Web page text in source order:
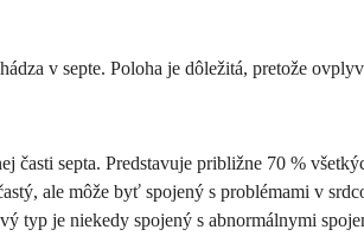
v septe. Poloha je dôležitá, pretože
časti septa. Predstavuje približne 70 %
ale môže byť spojený s problémami v
typ je niekedy spojený s abnormálnymi